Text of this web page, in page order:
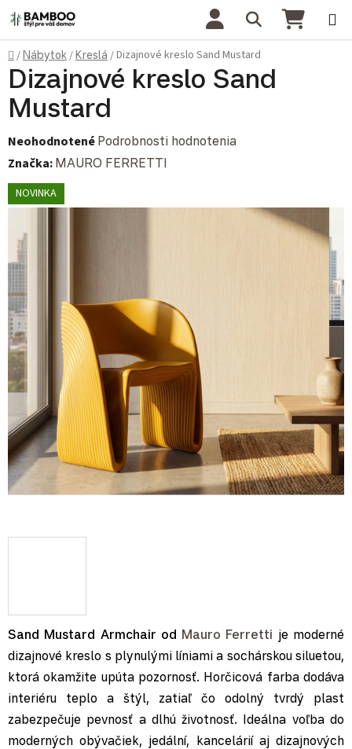
Prejsť na obsah Hľadať
Domov
/Nábytok /Kreslá /Dizajnové kreslo Sand Mustard
Sand Mustard Armchair od Mauro Ferretti je moderné
dizajnové kreslo s plynulými líniami a sochárskou siluetou,
ktorá okamžite upúta pozornosť. Horčicová farba dodáva
interiéru teplo a štýl, zatiaľ čo odolný tvrdý plast
zabezpečuje pevnosť a dlhú životnosť. Ideálna voľba do
moderných obývačiek, jedální, kancelárií aj dizajnových
Dizajnové kreslo Sand
Mustard
Priemerné hodnotenie produktu je 0,0 z 5 hviezdičiek.
Neohodnotené Podrobnosti hodnotenia
Značka: MAURO FERRETTI
NOVINKA